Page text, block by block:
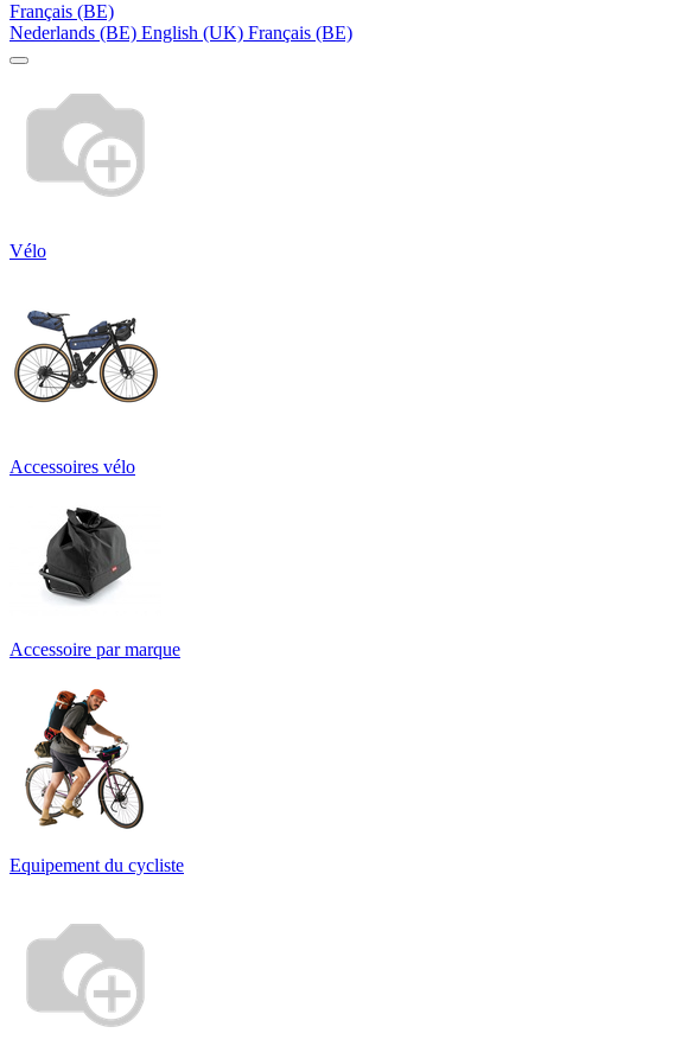
Français (BE)
Nederlands (BE) English (UK) Français (BE)
Vélo
Accessoires vélo
Accessoire par marque
Equipement du cycliste